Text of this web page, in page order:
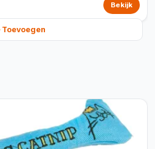
Bekijk
Toevoegen